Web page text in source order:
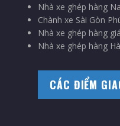
Nhà xe ghép hàng
Chành xe Sài Gòn
Nhà xe ghép hàng
Nhà xe ghép hàng
CÁC ĐIỂM